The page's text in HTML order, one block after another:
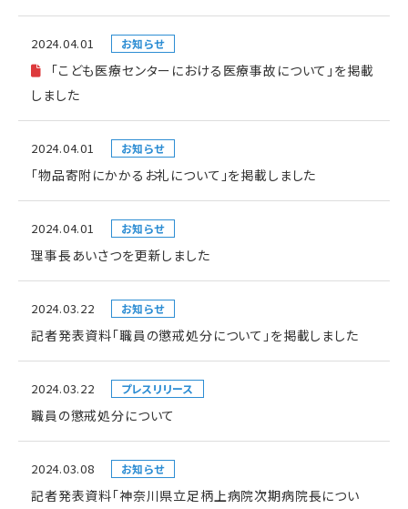
2024.04.01 お知らせ
「こども医療センターにおける医療事故について」を掲載
しました
2024.04.01 お知らせ
「物品寄附にかかるお礼について」を掲載しました
2024.04.01 お知らせ
理事長あいさつを更新しました
2024.03.22 お知らせ
記者発表資料「職員の懲戒処分について」を掲載しました
2024.03.22 プレスリリース
職員の懲戒処分について
2024.03.08 お知らせ
記者発表資料「神奈川県立足柄上病院次期病院長につい